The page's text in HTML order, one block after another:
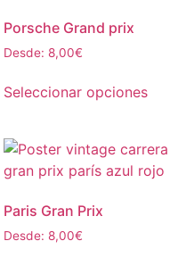
Porsche Grand prix
Desde: 8,00€
Seleccionar opciones
Paris Gran Prix
Desde: 8,00€